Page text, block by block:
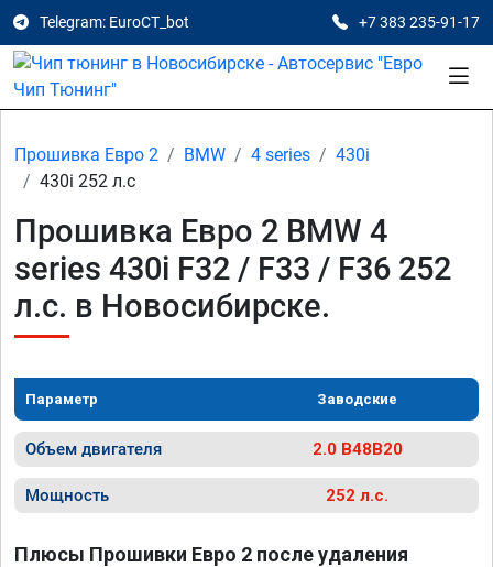
Telegram: EuroCT_bot +7 383 235-91-17
Прошивка Евро 2 BMW 4 series
430i
430i 252 л.с
Прошивка Евро 2 BMW 4
series 430i F32 / F33 / F36 252
л.с. в Новосибирске.
Параметр Заводские
Объем двигателя 2.0 B48B20
Мощность 252 л.с.
Плюсы Прошивки Евро 2 после удаления